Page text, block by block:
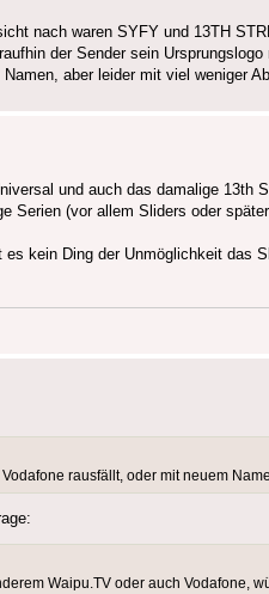
nach waren SYFY und 13TH
der Sender sein
aber leider mit viel weniger
und auch das damalige
(vor allem Sliders oder
kein Ding der Unmöglichkeit das
rausfällt, oder mit neuem
Waipu.TV oder auch Vodafone,